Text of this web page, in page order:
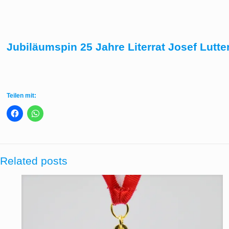
Jubiläumspin 25 Jahre Literrat Josef
Teilen mit:
Related posts